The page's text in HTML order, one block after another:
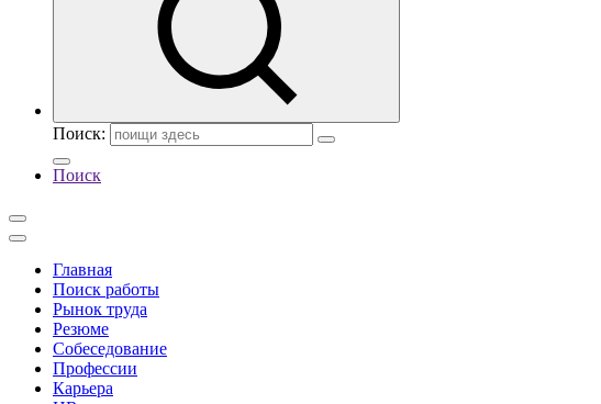
Поиск:
Поиск
Главная
Поиск работы
Рынок труда
Резюме
Собеседование
Профессии
Карьера